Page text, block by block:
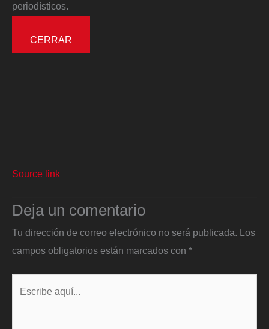
periodísticos.
CERRAR
Source link
Deja un comentario
Tu dirección de correo electrónico no será publicada.
Los
campos obligatorios están marcados con *